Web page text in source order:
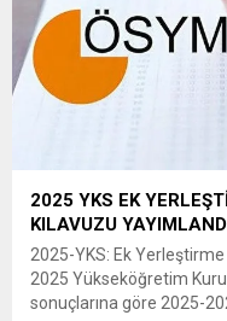
sonuçlarına 14 Ekim
saat 15.00’ten itibaren
ÖSYM’nin https://
T.C. kimlik numaraları ve
erişebilecektir.
sayısal bilgiler Ek’te
2025 YKS EK
KILAVUZU
2025-YKS: Ek
2025 Yükseköğretim
sonuçlarına göre 2025-